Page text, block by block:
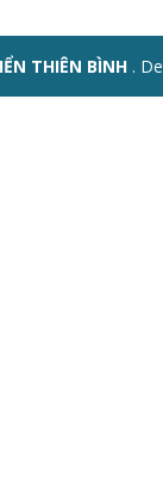
THIÊN BÌNH .